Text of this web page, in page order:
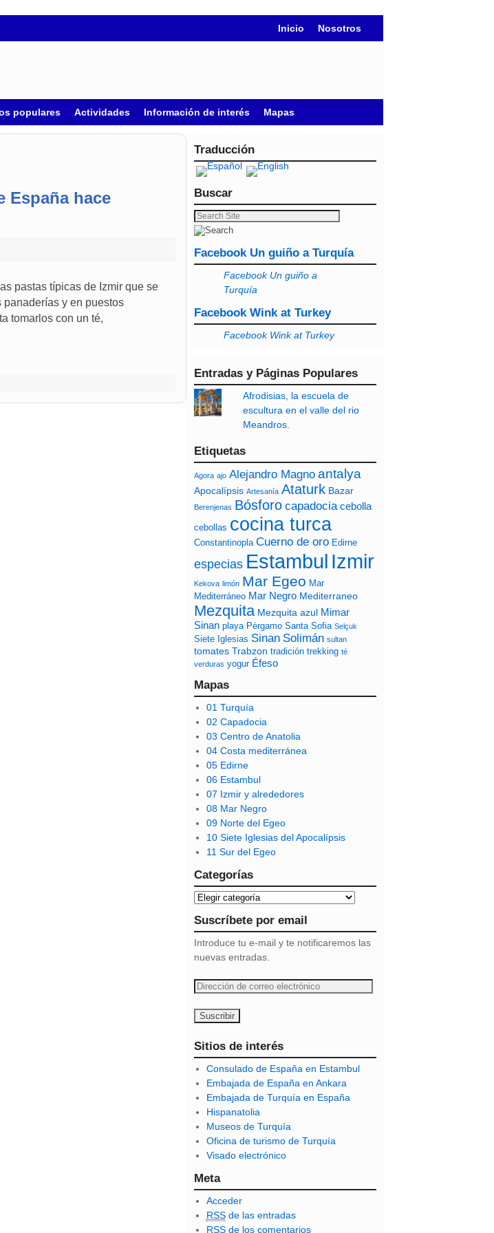
Inicio Nosotros
populares Actividades Información de interés Mapas
España hace
pastas típicas de Izmir que se
panaderías y en puestos
tomarlos con un té,
Traducción
Buscar
Facebook Un guiño a Turquía
Facebook Un guiño a
Turquía
Facebook Wink at Turkey
Facebook Wink at Turkey
Entradas y Páginas Populares
Afrodisias, la escuela de
escultura en el valle del rio
Meandros.
Etiquetas
Agora ajo Alejandro Magno antalya
Apocalípsis Artesanía Ataturk Bazar
Berenjenas Bósforo capadocia cebolla
cebollas cocina turca
Constantinopla Cuerno de oro Edirne
especias Estambul Izmir
Kekova limón Mar Egeo Mar
Mediterráneo Mar Negro Mediterraneo
Mezquita Mezquita azul Mimar
Sinan playa Pérgamo Santa Sofia Selçuk
Siete Iglesias Sinan Solimán sultan
tomates Trabzon tradición trekking té
verduras yogur Éfeso
Mapas
01 Turquía
02 Capadocia
03 Centro de Anatolia
04 Costa mediterránea
05 Edirne
06 Estambul
07 Izmir y alrededores
08 Mar Negro
09 Norte del Egeo
10 Siete Iglesias del Apocalípsis
11 Sur del Egeo
Categorías
Suscríbete por email
Introduce tu e-mail y te notificaremos las
nuevas entradas.
D
c
c
i
ó
n
d
e
c
o
r
r
e
o
Sitios de interés
Consulado de España en Estambul
Embajada de España en Ankara
Embajada de Turquía en España
Hispanatolia
Museos de Turquía
Oficina de turismo de Turquía
Visado electrónico
Meta
Acceder
RSSde las entradas
RSSde los comentarios